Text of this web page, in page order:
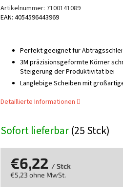
Sofort lieferbar(25 Stck)
Perfekt geeignet für
3M präzisionsgeformte Körner
Steigerung der Produktivität bei
Langlebige Scheiben mit
Detaillierte Informationen
€6,22 / Stck
€5,23 ohne MwSt.
Artikelnummer: 7100141089
EAN: 4054596443969